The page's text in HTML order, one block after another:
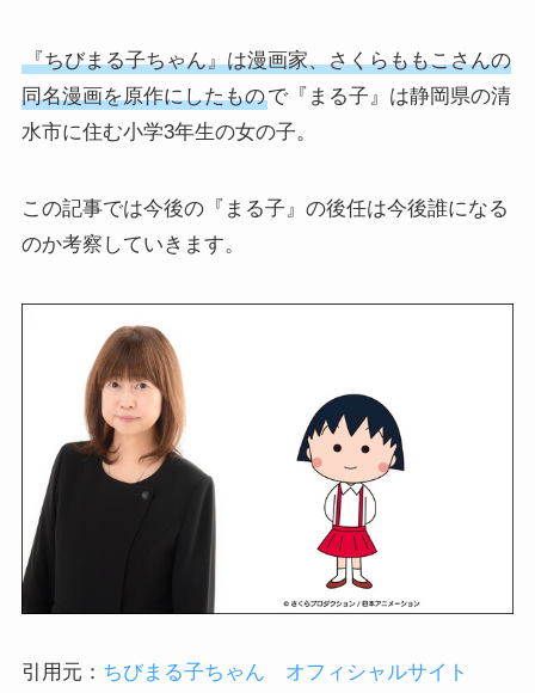
『ちびまる子ちゃん』は漫画家、さくらももこさんの
同名漫画を原作にしたもので『まる子』は静岡県の清
水市に住む小学3年生の女の子。
この記事では今後の『まる子』の後任は今後誰になる
のか考察していきます。
引用元： ちびまる子ちゃん オフィシャルサイト